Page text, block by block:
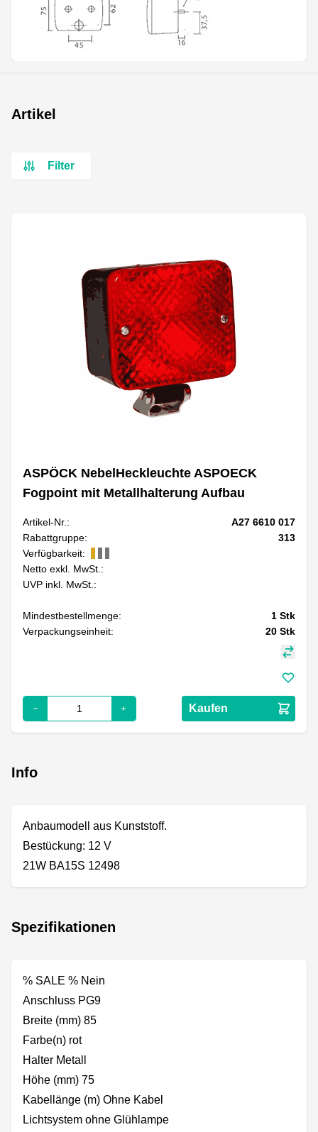
Artikel
Filter
ASPÖCK NebelHeckleuchte ASPOECK
Fogpoint mit Metallhalterung Aufbau
Artikel-Nr.:
A27 6610 017
Rabattgruppe:
313
Verfügbarkeit:
Netto exkl. MwSt.:
UVP inkl. MwSt.:
Mindestbestellmenge: 1 Stk
Verpackungseinheit:
20 Stk
Kaufen
Info
Anbaumodell aus Kunststoff.
Bestückung: 12 V
21W BA15S 12498
Spezifikationen
% SALE % Nein
Anschluss PG9
Breite (mm) 85
Farbe(n) rot
Halter Metall
Höhe (mm) 75
Kabellänge (m) Ohne Kabel
Lichtsystem ohne Glühlampe